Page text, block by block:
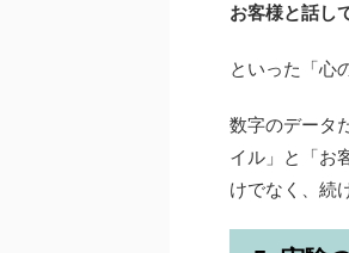
お客様と話し
といった「心
数字のデータ
イル」と「お
けでなく、続